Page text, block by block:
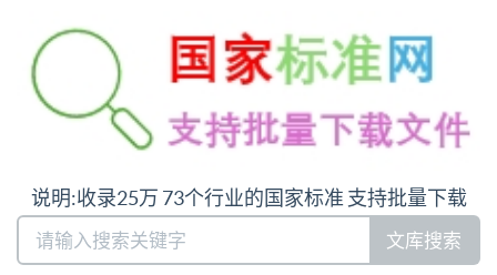
说明:收录25万 73个行业的国家标准 支持批量下载
文库搜索